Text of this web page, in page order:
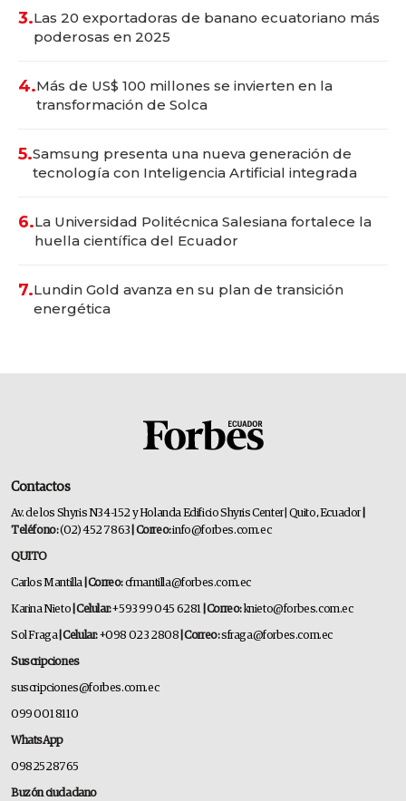
3.Las 20 exportadoras de banano ecuatoriano más
poderosas en 2025
4.Más de US$ 100 millones se invierten en la
transformación de Solca
5.Samsung presenta una nueva generación de
tecnología con Inteligencia Artificial integrada
6.La Universidad Politécnica Salesiana fortalece la
huella científica del Ecuador
7.Lundin Gold avanza en su plan de transición
energética
Contactos
Av. de los Shyris N34-152 y Holanda Edificio Shyris Center | Quito, Ecuador
Teléfono:(02) 452 7863 | Correo:info@forbes.com.ec
QUITO
Carlos Mantilla | Correo:cfmantilla@forbes.com.ec
Karina Nieto | Celular:+593 99 045 6281 | Correo:knieto@forbes.com.ec
Sol Fraga| Celular:+098 023 2808 | Correo:sfraga@forbes.com.ec
Suscripciones
suscripciones@forbes.com.ec
099 001 8110
WhatsApp
0982528765
Buzón ciudadano